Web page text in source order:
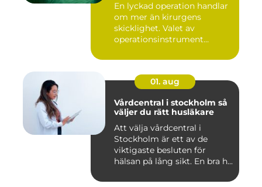
En lyckad operation handlar
om mer än kirurgens
skicklighet. Valet av
operationsinstrument
01. aug
Vårdcentral i stockholm så
väljer du rätt husläkare
Att välja vårdcentral i
Stockholm är ett av de
viktigaste besluten för
hälsan på lång sikt. En bra h...